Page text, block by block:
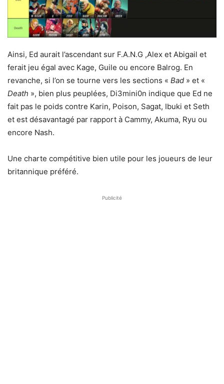
Ainsi, Ed aurait l’ascendant sur F.A.N.G ,Alex et Abigail et
ferait jeu égal avec Kage, Guile ou encore Balrog. En
revanche, si l’on se tourne vers les sections « Bad » et «
Death », bien plus peuplées, Di3mini0n indique que Ed ne
fait pas le poids contre Karin, Poison, Sagat, Ibuki et Seth
et est désavantagé par rapport à Cammy, Akuma, Ryu ou
encore Nash.
Une charte compétitive bien utile pour les joueurs de leur
britannique préféré.
Publicité